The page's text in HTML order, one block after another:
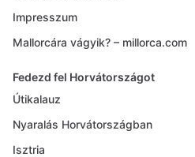
Impresszum
Mallorcára vágyik? – millorca.com
Fedezd fel Horvátországot
Útikalauz
Nyaralás Horvátországban
Isztria